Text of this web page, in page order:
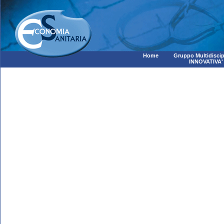
Home
Gruppo
INNOVATIVA'